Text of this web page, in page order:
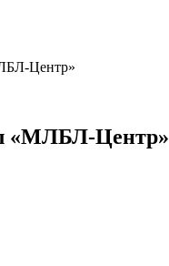
Центр»
«МЛБЛ-Центр»